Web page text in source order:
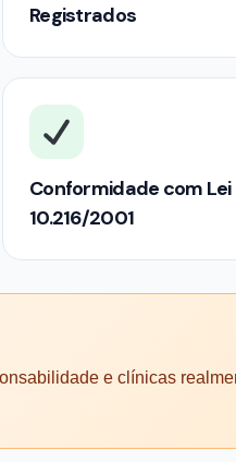
Registrados
Conformidade com Lei
10.216/2001
e clínicas